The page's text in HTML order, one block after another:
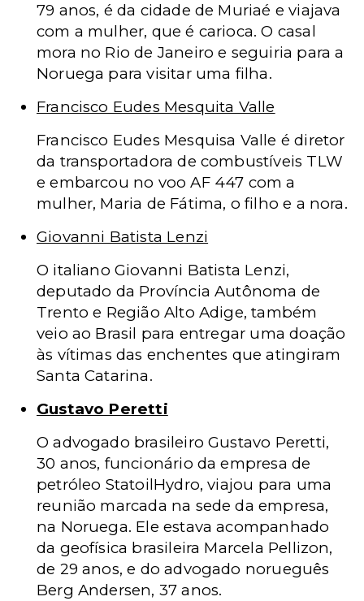
79 anos, é da cidade de Muriaé e viajava
com a mulher, que é carioca. O casal
mora no Rio de Janeiro e seguiria para a
Noruega para visitar uma filha.
Francisco Eudes Mesquita Valle
Francisco Eudes Mesquisa Valle é diretor
da transportadora de combustíveis TLW
e embarcou no voo AF 447 com a
mulher, Maria de Fátima, o filho e a nora.
Giovanni Batista Lenzi
O italiano Giovanni Batista Lenzi,
deputado da Província Autônoma de
Trento e Região Alto Adige, também
veio ao Brasil para entregar uma doação
às vítimas das enchentes que atingiram
Santa Catarina.
Gustavo Peretti
O advogado brasileiro Gustavo Peretti,
30 anos, funcionário da empresa de
petróleo StatoilHydro, viajou para uma
reunião marcada na sede da empresa,
na Noruega. Ele estava acompanhado
da geofísica brasileira Marcela Pellizon,
de 29 anos, e do advogado norueguês
Berg Andersen, 37 anos.